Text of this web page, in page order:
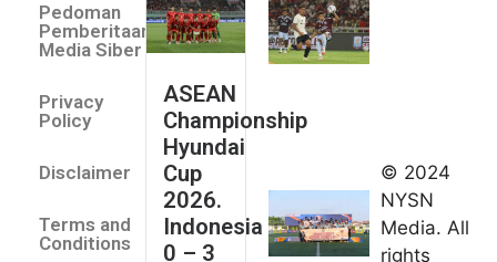
Pedoman
Pemberitaan
Media Siber
Privacy
Policy
Disclaimer
Terms and
Conditions
ASEAN
Championship
Hyundai
Cup
2026.
Indonesia
0 – 3
umum
Kejurnas
Panahan
Junior di
© 2024
NYSN
Media. All
rights